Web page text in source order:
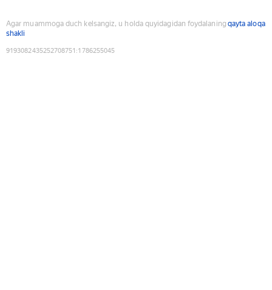
Agar muammoga duch kelsangiz, u holda quyidagidan foydalaning qayta aloqa
shakli
9193082435252708751 :1786255045